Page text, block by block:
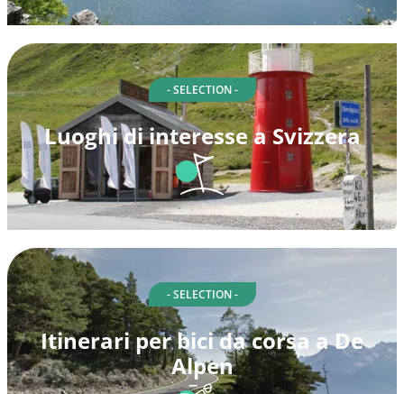
- SELECTION -
Luoghi di interesse a Svizzera
- SELECTION -
Itinerari per bici da corsa a De
Alpen